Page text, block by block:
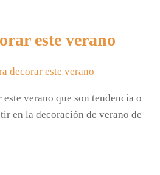
este verano
verano que son tendencia o
en la decoración de verano de